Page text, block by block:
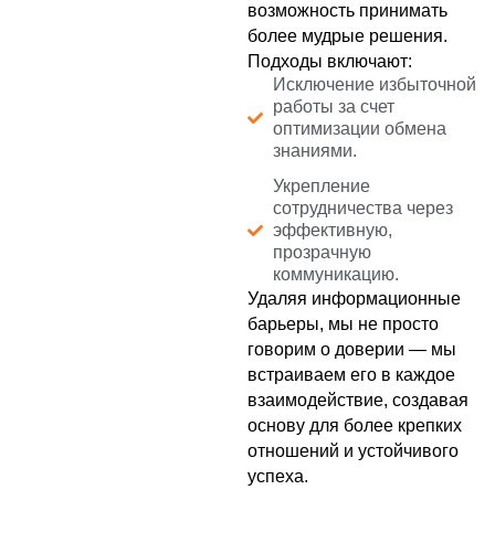
возможность принимать
более мудрые решения.
Подходы включают:
Исключение избыточной
работы за счет
оптимизации обмена
знаниями.
Укрепление
сотрудничества через
эффективную,
прозрачную
коммуникацию.
Удаляя информационные
барьеры, мы не просто
говорим о доверии — мы
встраиваем его в каждое
взаимодействие, создавая
основу для более крепких
отношений и устойчивого
успеха.